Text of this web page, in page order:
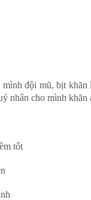
đội mũ, bịt khăn
nhân cho mình khăn
tốt